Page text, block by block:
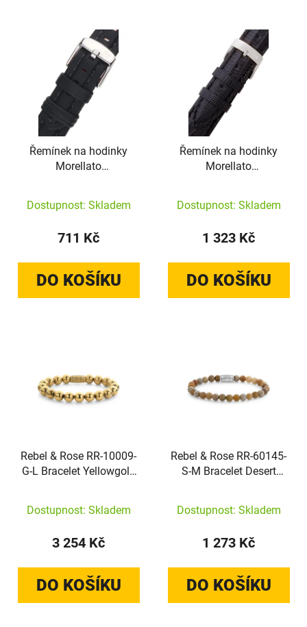
Řemínek na hodinky
Morellato
Dostupnost: Skladem
711 Kč
DO KOŠÍKU
Řemínek na hodinky
Morellato
Dostupnost: Skladem
1 323 Kč
DO KOŠÍKU
Rebel & Rose RR-10009-
G-L Bracelet Yellowgold
Dostupnost: Skladem
3 254 Kč
DO KOŠÍKU
Rebel & Rose RR-60145-
S-M Bracelet Desert
Dostupnost: Skladem
1 273 Kč
DO KOŠÍKU